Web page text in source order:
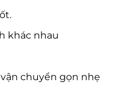
khác nhau
chuyển gọn nhẹ